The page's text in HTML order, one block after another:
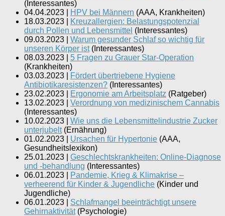
( Interessantes)
04.04.2023
HPV bei Männern (AAA, Krankheiten)
18.03.2023
Kreuzallergien: Belastungspotenzial
durch Pollen und Lebensmittel ( Interessantes)
09.03.2023
Warum gesunder Schlaf so wichtig für
unseren Körper ist ( Interessantes)
08.03.2023
5 Fragen zu Grauer Star-Operation
(Krankheiten)
03.03.2023
Fördert übertriebene Hygiene
Antibiotikaresistenzen? ( Interessantes)
23.02.2023
Ergonomie am Arbeitsplatz (Ratgeber)
13.02.2023
Verordnung von medizinischem Cannabis
( Interessantes)
10.02.2023
Wie uns die Lebensmittelindustrie Zucker
unterjubelt (Ernährung)
01.02.2023
Ursachen für Hypertonie (AAA,
Gesundheitslexikon)
25.01.2023
Geschlechtskrankheiten: Online-Diagnose
und -behandlung ( Interessantes)
06.01.2023
Pandemie, Krieg & Klimakrise –
verheerend für Kinder & Jugendliche (Kinder und
Jugendliche)
06.01.2023
Schlafmangel beeinträchtigt unsere
Gehirnaktivität (Psychologie)